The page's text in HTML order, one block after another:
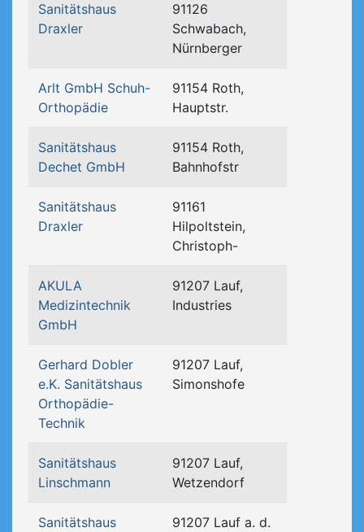
Sanitätshaus
Draxler
91126
Schwabach,
Nürnberger
Arlt GmbH Schuh-
Orthopädie
91154 Roth,
Hauptstr.
Sanitätshaus
Dechet GmbH
91154 Roth,
Bahnhofstr
Sanitätshaus
Draxler
91161
Hilpoltstein,
Christoph-
AKULA
Medizintechnik
GmbH
91207 Lauf,
Industries
Gerhard Dobler
e.K. Sanitätshaus
Orthopädie-
Technik
91207 Lauf,
Simonshofe
Sanitätshaus
Linschmann
91207 Lauf,
Wetzendorf
Sanitätshaus
91207 Lauf a. d.